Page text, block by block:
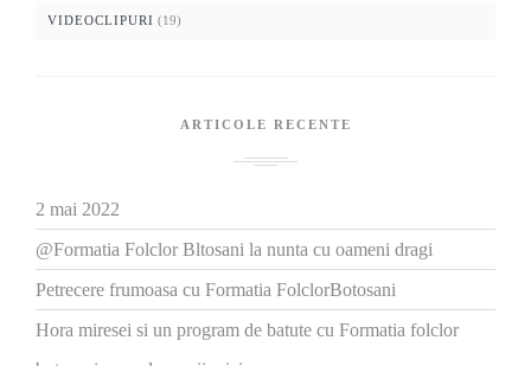
VIDEOCLIPURI (19)
ARTICOLE RECENTE
2 mai 2022
@Formatia Folclor Bltosani la nunta cu oameni dragi
Petrecere frumoasa cu Formatia FolclorBotosani
Hora miresei si un program de batute cu Formatia folclor